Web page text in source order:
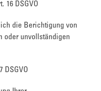
16 DSGVO
die Berichtigung von
oder unvollständigen
DSGVO